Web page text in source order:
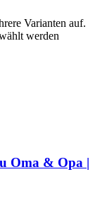
Varianten auf.
werden
Oma & Opa |